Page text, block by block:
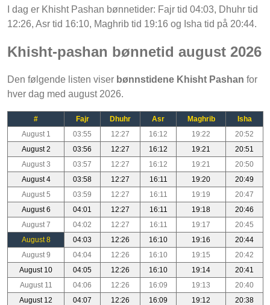
I dag er Khisht Pashan bønnetider: Fajr tid 04:03, Dhuhr tid
12:26, Asr tid 16:10, Maghrib tid 19:16 og Isha tid på 20:44.
Khisht-pashan bønnetid august 2026
Den følgende listen viser bønnstidene Khisht Pashan for
hver dag med august 2026.
# Fajr Dhuhr Asr Maghrib
Isha
August 1
03:55 12:27 16:12 19:22
20:52
August 2
03:56 12:27 16:12 19:21
20:51
August 3
03:57 12:27 16:12 19:21
20:50
August 4
03:58 12:27 16:11 19:20
20:49
August 5
03:59 12:27 16:11 19:19
20:47
August 6
04:01 12:27 16:11 19:18
20:46
August 7
04:02 12:27 16:11 19:17
20:45
August 8
04:03 12:26 16:10 19:16
20:44
August 9
04:04 12:26 16:10 19:15
20:42
August 10
04:05 12:26 16:10 19:14
20:41
August 11
04:06 12:26 16:09 19:13
20:40
August 12
04:07 12:26 16:09 19:12
20:38